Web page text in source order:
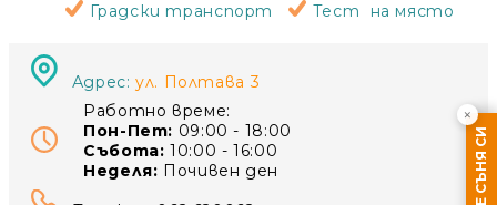
Градски транспорт Тест на място
Адрес:ул. Полтава 3
Работно време:
Пон-Пет: 09:00 - 18:00
Събота: 10:00 - 16:00
Неделя: Почивен ден
×